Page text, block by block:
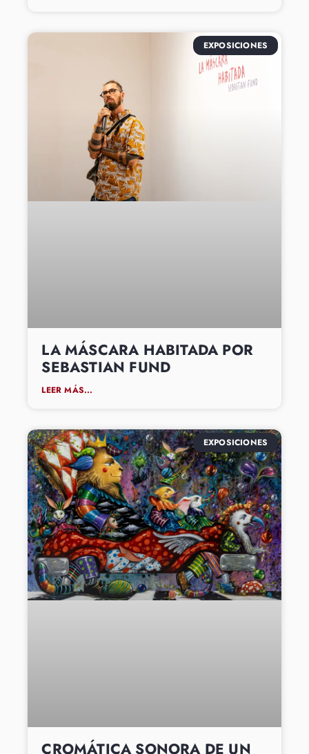
EXPOSICIONES
LA MÁSCARA HABITADA POR
SEBASTIAN FUND
LEER MÁS...
EXPOSICIONES
CROMÁTICA SONORA DE UN